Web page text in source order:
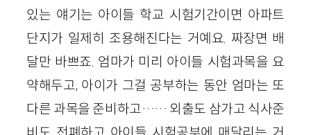
있는 얘기는 아이들 학교 시험기간이면 아파트
단지가 일제히 조용해진다는 거예요. 짜장면 배
달만 바쁘죠. 엄마가 미리 아이들 시험과목을 요
약해두고, 아이가 그걸 공부하는 동안 엄마는 또
다른 과목을 준비하고…… 외출도 삼가고 식사준